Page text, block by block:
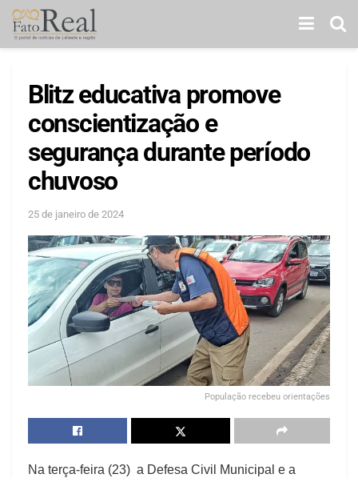
Blitz educativa promove
conscientização e
segurança durante período
chuvoso
25 de janeiro de 2024
População recebeu orientações
Na terça-feira (23) a Defesa Civil Municipal e a